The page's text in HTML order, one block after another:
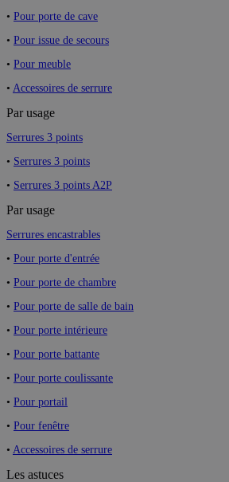
• Pour porte de cave
• Pour issue de secours
• Pour meuble
• Accessoires de serrure
Par usage
Serrures 3 points
• Serrures 3 points
• Serrures 3 points A2P
Par usage
Serrures encastrables
• Pour porte d'entrée
• Pour porte de chambre
• Pour porte de salle de bain
• Pour porte intérieure
• Pour porte battante
• Pour porte coulissante
• Pour portail
• Pour fenêtre
• Accessoires de serrure
Les astuces